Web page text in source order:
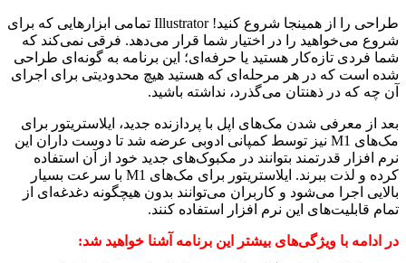
طراحی را از همینجا شروع کنید! Illustrator تمامی ابزارهایی که برای
شروع می‌خواهید را در اختیار شما قرار می‌دهد. فرقی نمی‌کند که
شما فردی تازه‌کار هستید یا حرفه‌ای؛ این برنامه به گونه‌ای طراحی
شده است که در هر مرحله‌ای که هستید هیچ محدودیتی برای اجرای
آن چه که در ذهنتان می‌گذرد، نداشته باشید.
بعد از معرفی شدن مک‌های اپل با پردازنده جدید، ایلاستریتور برای
مک‌های M1 نیز توسط کمپانی ادوبی عرضه شد تا دوست داران این
نرم افزار قدرتمند بتوانند در مکبوک‌های جدید خود از آن استفاده
کرده و لذت ببرند. ایلاستریتور برای مک‌های M1 با سرعت بسیار
بالایی اجرا می‌شود و کاربران می‌توانند بدون هیچگونه دغدغه‌ای از
تمام قابلیت‌های این نرم افزار استفاده کنند.
در ادامه با ویژگی‌های بیشتر این برنامه آشنا خواهید شد: